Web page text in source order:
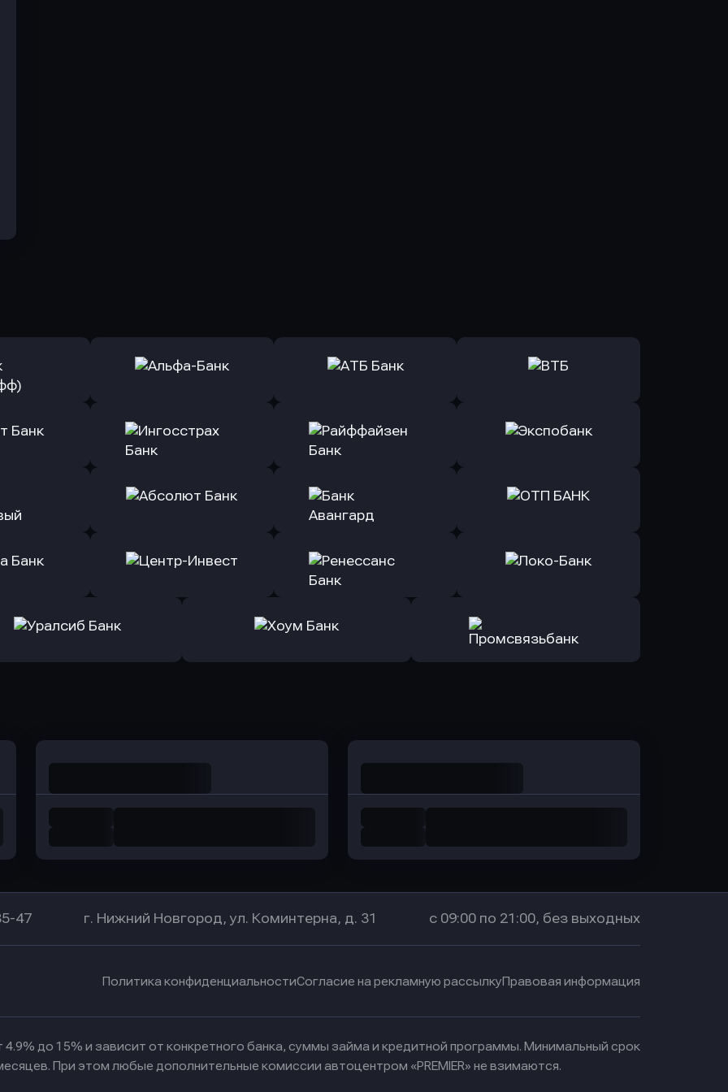
заявку
Оправить заявку
в Альфа-Банк
Оправить заявку
в АТБ Банк
Оправить заявку
заявку
Банк
Оправить заявку
Оправить заявку
в Райффайзен Банк
Оправить заявку
заявку
Оправить заявку
Оправить заявку
в Банк Авангард
Оправить заявку
заявку
Оправить заявку
в Локо-Банк
47 г. Нижний Новгород, ул. Коминтерна, д. 31 с 09:00 по 21:00, без выходных
Политика конфиденциальностиСогласие на рекламную рассылкуПравовая информация
4.9% до 15% и зависит от конкретного банка, суммы займа и кредитной программы. Минимальный срок
При этом любые дополнительные комиссии автоцентром «PREMIER» не взимаются.